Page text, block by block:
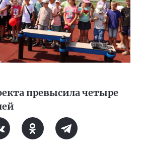
превысила четыре